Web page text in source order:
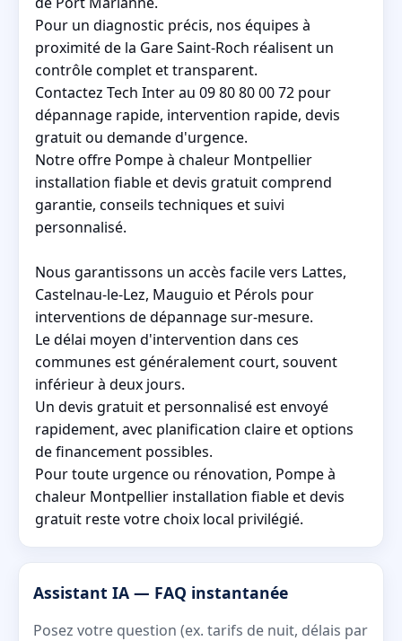
Pour un diagnostic précis, nos équipes à
proximité de la Gare Saint-Roch réalisent un
contrôle complet et transparent.
Contactez Tech Inter au 09 80 80 00 72 pour
dépannage rapide, intervention rapide, devis
gratuit ou demande d'urgence.
Notre offre Pompe à chaleur Montpellier
installation fiable et devis gratuit comprend
garantie, conseils techniques et suivi
personnalisé.
Nous garantissons un accès facile vers Lattes,
Castelnau-le-Lez, Mauguio et Pérols pour
interventions de dépannage sur-mesure.
Le délai moyen d'intervention dans ces
communes est généralement court, souvent
inférieur à deux jours.
Un devis gratuit et personnalisé est envoyé
rapidement, avec planification claire et options
de financement possibles.
Pour toute urgence ou rénovation, Pompe à
chaleur Montpellier installation fiable et devis
gratuit reste votre choix local privilégié.
Assistant IA — FAQ instantanée
Posez votre question (ex. tarifs de nuit, délais par